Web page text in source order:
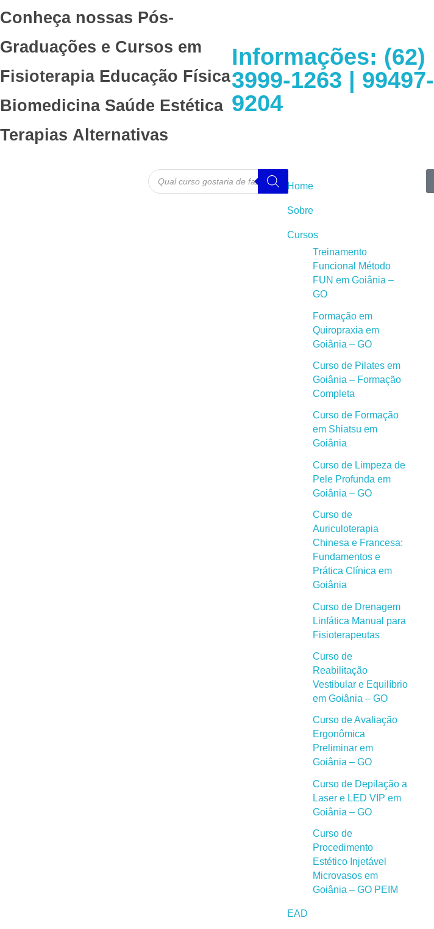
Conheça nossas Pós-
Graduações e Cursos em
Fisioterapia Educação Física
Biomedicina Saúde Estética
Terapias Alternativas
Informações: (62)
3999-1263 | 99497-
9204
Home
Sobre
Cursos
Treinamento
Funcional Método
FUN em Goiânia –
GO
Formação em
Quiropraxia em
Goiânia – GO
Curso de Pilates em
Goiânia – Formação
Completa
Curso de Formação
em Shiatsu em
Goiânia
Curso de Limpeza de
Pele Profunda em
Goiânia – GO
Curso de
Auriculoterapia
Chinesa e Francesa:
Fundamentos e
Prática Clínica em
Goiânia
Curso de Drenagem
Linfática Manual para
Fisioterapeutas
Curso de
Reabilitação
Vestibular e Equilíbrio
em Goiânia – GO
Curso de Avaliação
Ergonômica
Preliminar em
Goiânia – GO
Curso de Depilação a
Laser e LED VIP em
Goiânia – GO
Curso de
Procedimento
Estético Injetável
Microvasos em
Goiânia – GO PEIM
EAD